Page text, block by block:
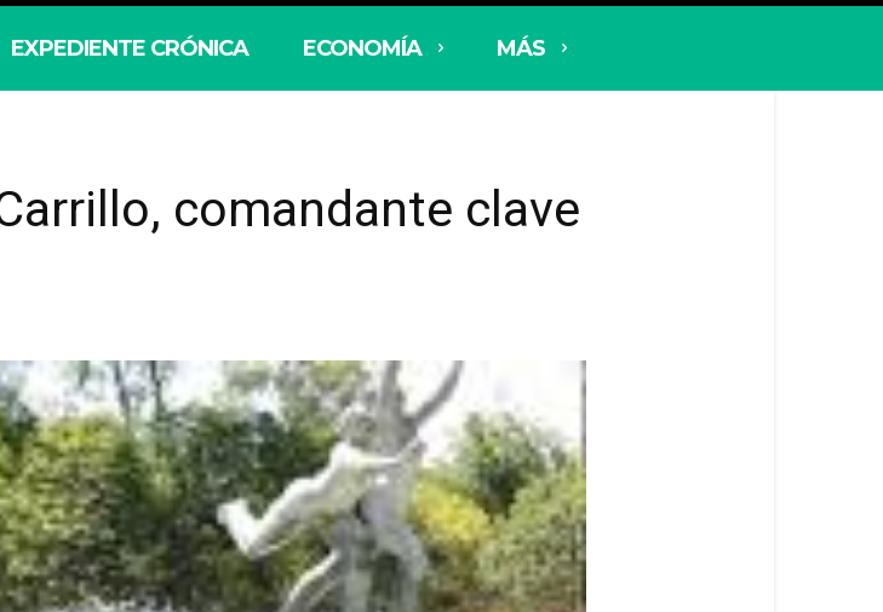
EXPEDIENTE CRÓNICA ECONOMÍA MÁS
comandante clave